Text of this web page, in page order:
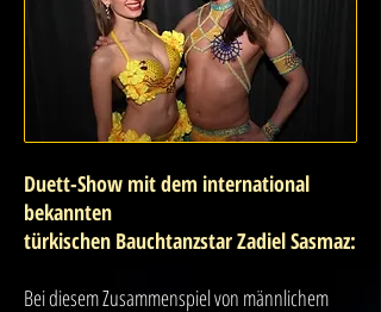
Duett-Show mit dem international
bekannten
türkischen Bauchtanzstar Zadiel Sasmaz:
Bei diesem Zusammenspiel von männlichem